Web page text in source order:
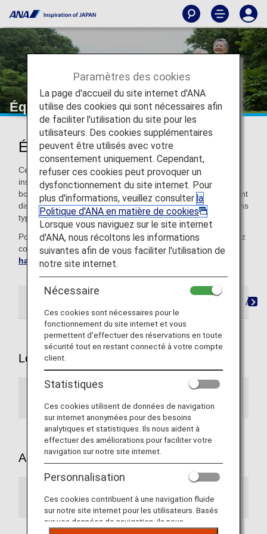
Équipement de service
Équipement de service
Cette page fournit des informations sur les équipements et
installations d'assistance disponibles dans l'aéroport et à
bord de l'avion. Veuillez noter que certains équipements sont
disponibles uniquement dans certains aéroports, sur certains
types d'avions ou uniquement au Japon.
Pour toute location devant être effectuée à l'avance, veuillez
contacter leBureau des services pour personnes
handicapées d'ANA.
À
Lors du départ
Assistance dans les salons ANA
Salons
Paramètres des cookies
La page d'accueil du site internet d'ANA
utilise des cookies qui sont nécessaires afin
de faciliter l'utilisation du site pour les
utilisateurs. Des cookies supplémentaires
peuvent être utilisés avec votre
consentement uniquement. Cependant,
refuser ces cookies peut provoquer un
dysfonctionnement du site internet. Pour
plus d'informations, veuillez consulter la
Politique d'ANA en matière de cookies
.
Lorsque vous naviguez sur le site internet
d'ANA, nous récoltons les informations
suivantes afin de vous faciliter l'utilisation de
notre site internet.
Nécessaire
Ces cookies sont nécessaires pour le
fonctionnement du site internet et vous
permettent d'effectuer des réservations en toute
sécurité tout en restant connecté à votre compte
client.
Statistiques
Ces cookies utilisent de données de navigation
sur internet anonymées pour des besoins
analytiques et statistiques. Ils nous aident à
effectuer des améliorations pour faciliter votre
navigation sur notre site internet.
Personnalisation
Ces cookies contribuent à une navigation fluide
sur notre site internet pour les utilisateurs. Basés
sur vos données de navigation, ils nous